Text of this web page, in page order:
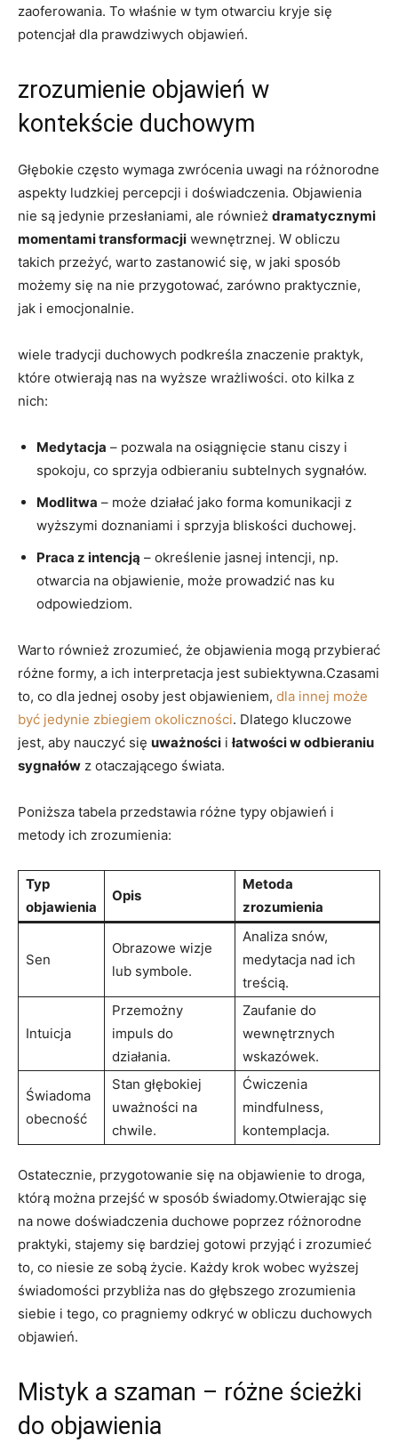
zaoferowania. To właśnie w tym otwarciu kryje się
potencjał dla prawdziwych objawień.
zrozumienie objawień w
kontekście duchowym
Głębokie często wymaga zwrócenia uwagi na różnorodne
aspekty ludzkiej percepcji i doświadczenia. Objawienia
nie są jedynie przesłaniami, ale również dramatycznymi
momentami transformacji wewnętrznej. W obliczu
takich przeżyć, warto zastanowić się, w jaki sposób
możemy się na nie przygotować, zarówno praktycznie,
jak i emocjonalnie.
wiele tradycji duchowych podkreśla znaczenie praktyk,
które otwierają nas na wyższe wrażliwości. oto kilka z
nich:
Medytacja – pozwala na osiągnięcie stanu ciszy i
spokoju, co sprzyja odbieraniu subtelnych sygnałów.
Modlitwa – może działać jako forma komunikacji z
wyższymi doznaniami i sprzyja bliskości duchowej.
Praca z intencją – określenie jasnej intencji, np.
otwarcia na objawienie, może prowadzić nas ku
odpowiedziom.
Warto również zrozumieć, że objawienia mogą przybierać
różne formy, a ich interpretacja jest subiektywna.Czasami
to, co dla jednej osoby jest objawieniem, dla innej może
być jedynie zbiegiem okoliczności. Dlatego kluczowe
jest, aby nauczyć się uważności i łatwości w odbieraniu
sygnałów z otaczającego świata.
Poniższa tabela przedstawia różne typy objawień i
metody ich zrozumienia:
Typ
objawienia
Opis
Metoda
zrozumienia
Sen
Obrazowe wizje
lub symbole.
Analiza snów,
medytacja nad ich
treścią.
Intuicja
Przemożny
impuls do
działania.
Zaufanie do
wewnętrznych
wskazówek.
Świadoma
obecność
Stan głębokiej
uważności na
chwile.
Ćwiczenia
mindfulness,
kontemplacja.
Ostatecznie, przygotowanie się na objawienie to droga,
którą można przejść w sposób świadomy.Otwierając się
na nowe doświadczenia duchowe poprzez różnorodne
praktyki, stajemy się bardziej gotowi przyjąć i zrozumieć
to, co niesie ze sobą życie. Każdy krok wobec wyższej
świadomości przybliża nas do głębszego zrozumienia
siebie i tego, co pragniemy odkryć w obliczu duchowych
objawień.
Mistyk a szaman – różne ścieżki
do objawienia